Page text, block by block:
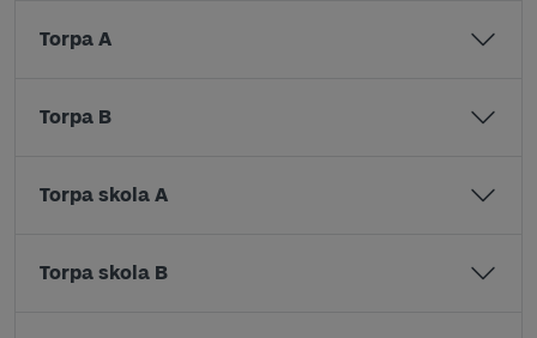
Torpa A
Torpa B
Torpa skola A
Torpa skola B